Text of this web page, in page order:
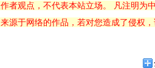
者观点，不代表本站立场。 凡注明为
源于网络的作品，若对您造成了侵权